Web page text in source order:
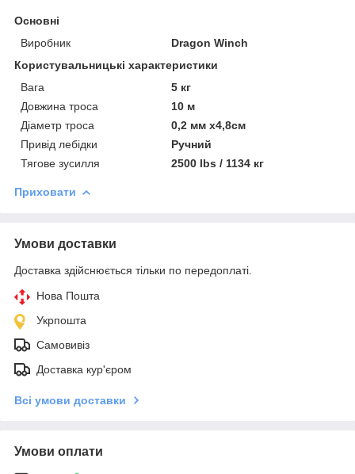
Основні
Виробник
Dragon Winch
Користувальницькі характеристики
Вага
5 кг
Довжина троса
10 м
Діаметр троса
0,2 мм х4,8см
Привід лебідки
Ручний
Тягове зусилля
2500 lbs / 1134 кг
Приховати
Умови доставки
Доставка здійснюється тільки по передоплаті.
Нова Пошта
Укрпошта
Самовивіз
Доставка кур'єром
Всі умови доставки
Умови оплати